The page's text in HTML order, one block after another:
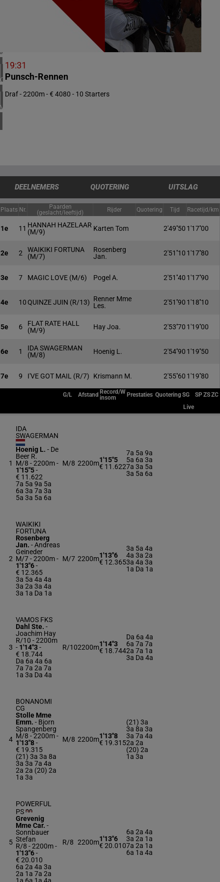
VERENIGD KONINKRIJK
4 meeting(s)
CHILI
1 meeting(s)
VERENIGDE STATEN
4 meeting(s)
19:31
Punsch-Rennen
Draf - 2200m - € 4080 - 10 Starters
DEELNEMERS QUOTERING UITSLAG
Plaats Nr.
Paarden
(geslacht/leeftijd)
Rijder Quotering Tijd Racetijd/km
1e 11 HANNAH HAZELAAR
(M/9)
Karten Tom 2'49''50 1'17''00
2e 2
WAIKIKI FORTUNA
(M/7)
Rosenberg
Jan.
2'51''10 1'17''80
3e 7 MAGIC LOVE (M/6) Pogel A. 2'51''40 1'17''90
4e 10QUINZE JUIN (R/13) Renner Mme
Les.
2'51''90 1'18''10
5e 6
FLAT RATE HALL
(M/9)
Hay Joa. 2'53''70 1'19''00
6e 1
IDA SWAGERMAN
(M/8)
Hoenig L. 2'54''90 1'19''50
7e 9 I'VE GOT MAIL (R/7) Krismann M. 2'55''60 1'19''80
G/L Afstand Record/W
insom
Prestaties QuoteringSG SPZSZC
Live
1
IDA
SWAGERMAN
Hoenig L. - De
Beer R.
M/8 - 2200m-
1'15"5-
€ 11.622
7a 5a 9a 5a
6a 3a 7a 3a
5a 3a 5a 6a
M/8 2200m1'15"5
€ 11.622
7a 5a 9a
5a 6a 3a
7a 3a 5a
3a 5a 6a
2
WAIKIKI
FORTUNA
Rosenberg
Jan. -Andreas
Geineder
M/7 - 2200m-
1'13"6-
€ 12.365
3a 5a 4a 4a
3a 2a 3a 4a
3a 1a Da 1a
M/7 2200m1'13"6
€ 12.365
3a 5a 4a
4a 3a 2a
3a 4a 3a
1a Da 1a
3
VAMOS FKS
Dahl Ste. -
Joachim Hay
R/10 - 2200m
- 1'14"3-
€ 18.744
Da 6a 4a 6a
7a 7a 2a 7a
1a 3a Da 4a
R/102200m1'14"3
€ 18.744
Da 6a 4a
6a 7a 7a
2a 7a 1a
3a Da 4a
4
BONANOMI
CG
Stolle Mme
Emm. - Bjorn
Spangenberg
M/8 - 2200m-
1'13"8-
€ 19.315
(21) 3a 3a 8a
3a 3a 7a 4a
2a 2a (20) 2a
1a 3a
M/8 2200m1'13"8
€ 19.315
(21) 3a
3a 8a 3a
3a 7a 4a
2a 2a
(20) 2a
1a 3a
5
POWERFUL
PS
Grevenig
Mme Car. -
Sonnbauer
Stefan
R/8 - 2200m-
1'13"6-
€ 20.010
6a 2a 4a 3a
2a 1a 7a 2a
R/8 2200m1'13"6
€ 20.010
6a 2a 4a
3a 2a 1a
7a 2a 1a
6a 1a 4a